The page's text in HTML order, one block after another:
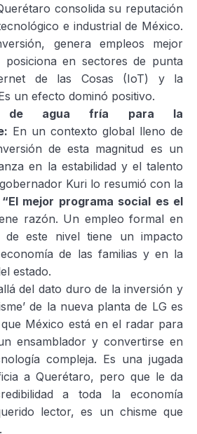
consolida su reputación
e industrial de México.
genera empleos mejor
posiciona en sectores de punta
de las Cosas (IoT) y la
un efecto dominó positivo.
de agua fría para la
En un contexto global lleno de
de esta magnitud es un
en la estabilidad y el talento
Kuri lo resumió con la
“El mejor programa social es el
razón. Un empleo formal en
de este nivel tiene un impacto
de las familias y en la
estado.
del dato duro de la inversión y
de la nueva planta de LG es
México está en el radar para
ensamblador y convertirse en
compleja. Es una jugada
a Querétaro, pero que le da
a toda la economía
lector, es un chisme que